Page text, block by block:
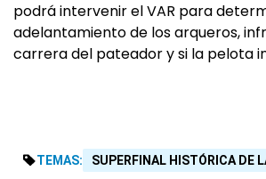
podrá intervenir el VAR para
adelantamiento de los arqueros,
carrera del pateador y si la pelota
TEMAS: SUPERFINAL HISTÓRICA DE